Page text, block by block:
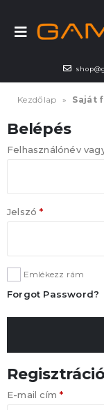
Kezdőlap » Saját
Belépés
Felhasználónév
Jelszó*
Emlékezz rám
Forgot Password?
Regisztráció
E-mail cím*